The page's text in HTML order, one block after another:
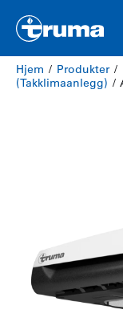
Hjem / Produkter/
(Takklimaanlegg) /